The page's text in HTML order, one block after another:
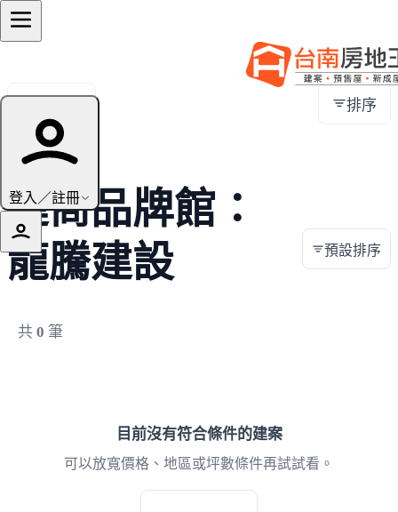
登入／註冊
排序
建商品牌館：
龍騰建設
共 0 筆
預設排序
目前沒有符合條件的建案
可以放寬價格、地區或坪數條件再試試看。